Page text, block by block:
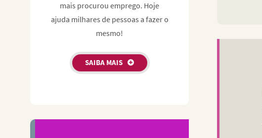
mais procurou emprego. Hoje
ajuda milhares de pessoas a fazer o
mesmo!
SAIBA MAIS